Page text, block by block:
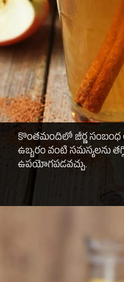
కొంతమందిలో జీర్ణ సంబంధ
ఉబ్బరం వంటి సమస్యలను
ఉపయోగపడవచ్చు.